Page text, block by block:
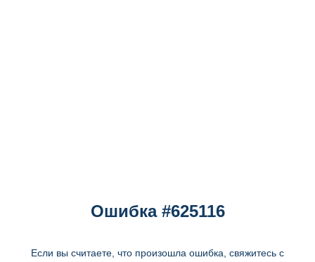
Ошибка #625116
Если вы считаете, что произошла ошибка, свяжитесь с